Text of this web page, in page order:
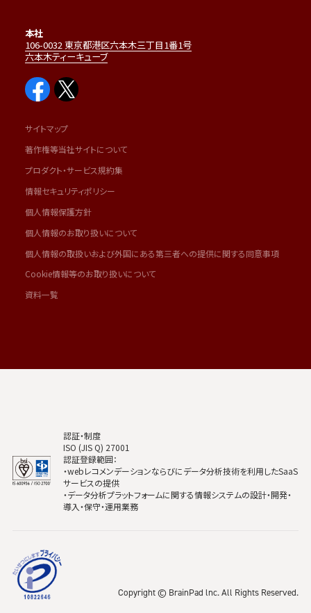
本社
106-0032 東京都港区六本木三丁目1番1号
六本木ティーキューブ
サイトマップ
著作権等当社サイトについて
プロダクト・サービス規約集
情報セキュリティポリシー
個人情報保護方針
個人情報のお取り扱いについて
個人情報の取扱いおよび外国にある第三者への提供に関する同意事項
Cookie情報等のお取り扱いについて
資料一覧
認証・制度
ISO (JIS Q) 27001
認証登録範囲：
・webレコメンデーションならびにデータ分析技術を利用したSaaS
サービスの提供
・データ分析プラットフォームに関する情報システムの設計・開発・
導入・保守・運用業務
Copyright © BrainPad lnc. All Rights Reserved.